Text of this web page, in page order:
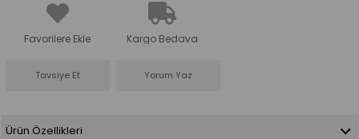
Favorilere Ekle Kargo Bedava
Tavsiye Et Yorum Yaz
Ürün Özellikleri